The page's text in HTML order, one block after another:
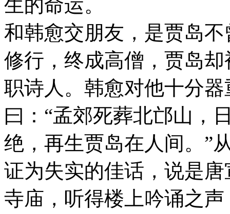
生的命运。
和韩愈交朋友，是贾岛
修行，终成高僧，贾岛
职诗人。韩愈对他十分
曰：“孟郊死葬北邙山，
绝，再生贾岛在人间。”
证为失实的佳话，说是
寺庙，听得楼上吟诵之